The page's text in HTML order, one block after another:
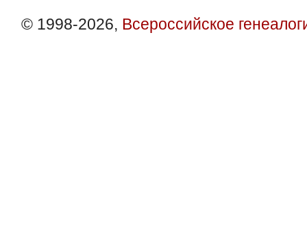
© 1998-2026, Всероссийское